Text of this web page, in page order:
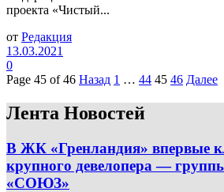
проекта «Чистый...
от Редакция
13.03.2021
0
Page 45 of 46 Назад 1 … 44 45 46 Далее
Лента Новостей
В ЖК «Гренландия» впервые
крупного девелопера —
«СОЮЗ»